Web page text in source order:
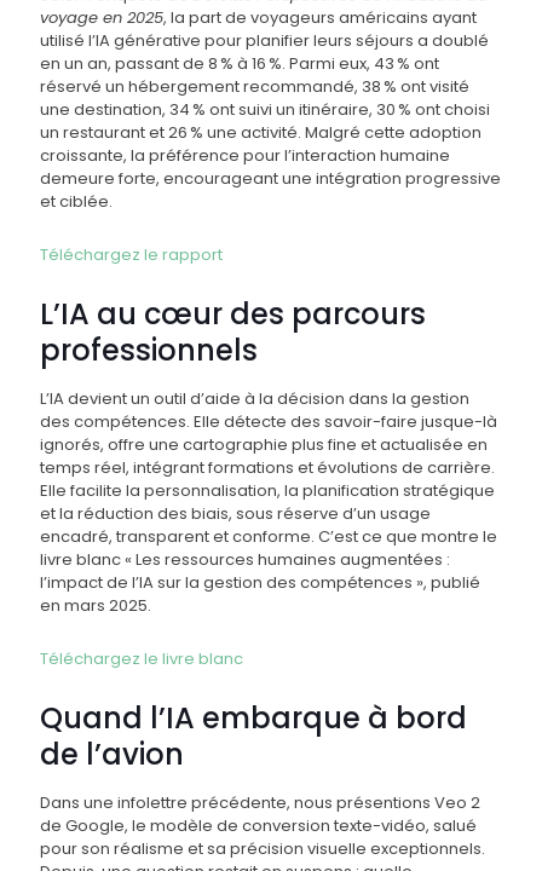
voyage en 2025, la part de voyageurs américains ayant
utilisé l’IA générative pour planifier leurs séjours a doublé
en un an, passant de 8 % à 16 %. Parmi eux, 43 % ont
réservé un hébergement recommandé, 38 % ont visité
une destination, 34 % ont suivi un itinéraire, 30 % ont choisi
un restaurant et 26 % une activité. Malgré cette adoption
croissante, la préférence pour l’interaction humaine
demeure forte, encourageant une intégration progressive
et ciblée.
Téléchargez le rapport
L’IA au cœur des parcours
professionnels
L’IA devient un outil d’aide à la décision dans la gestion
des compétences. Elle détecte des savoir-faire jusque-là
ignorés, offre une cartographie plus fine et actualisée en
temps réel, intégrant formations et évolutions de carrière.
Elle facilite la personnalisation, la planification stratégique
et la réduction des biais, sous réserve d’un usage
encadré, transparent et conforme. C’est ce que montre le
livre blanc « Les ressources humaines augmentées :
l’impact de l’IA sur la gestion des compétences », publié
en mars 2025.
Téléchargez le livre blanc
Quand l’IA embarque à bord
de l’avion
Dans une infolettre précédente, nous présentions Veo 2
de Google, le modèle de conversion texte-vidéo, salué
pour son réalisme et sa précision visuelle exceptionnels.